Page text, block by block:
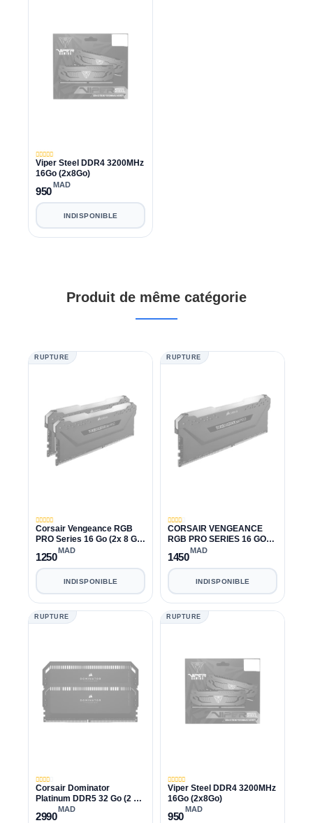
Viper Steel DDR4 3200MHz
16Go (2x8Go)
950
MAD
INDISPONIBLE
Produit de même catégorie
RUPTURE
Corsair Vengeance RGB
PRO Series 16 Go (2x 8 Go)
DDR4 3600 MHz CL18
1250
MAD
INDISPONIBLE
RUPTURE
CORSAIR VENGEANCE
RGB PRO SERIES 16 GO
DDR4 3600 MHZ CL18
1450
MAD
INDISPONIBLE
RUPTURE
Corsair Dominator
Platinum DDR5 32 Go (2 x
16 Go) 6200 MHz CL36
2990
MAD
RUPTURE
Viper Steel DDR4 3200MHz
16Go (2x8Go)
950
MAD